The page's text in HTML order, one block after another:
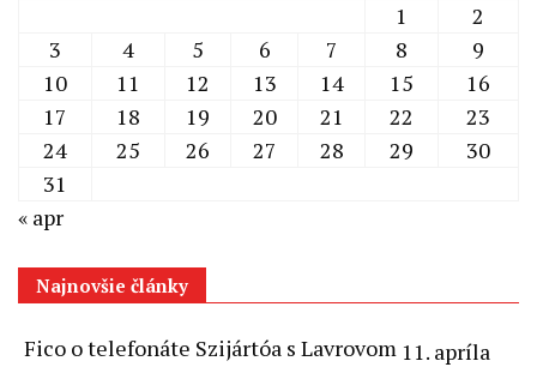
« apr
1
2
3
4 5 6 7 8
9
10
11 12 13 14 15
16
17
18 19 20 21 22
23
24
25 26 27 28 29
30
31
Najnovšie články
Fico o telefonáte Szijártóa s Lavrovom 11. apríla